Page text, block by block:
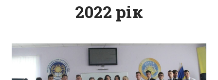
2022 рік